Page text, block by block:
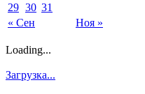
« Сен Ноя »
29 30 31
Loading...
Загрузка...